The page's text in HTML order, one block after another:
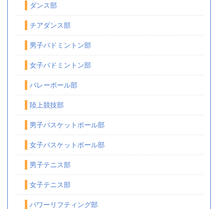
ダンス部
チアダンス部
男子バドミントン部
女子バドミントン部
バレーボール部
陸上競技部
男子バスケットボール部
女子バスケットボール部
男子テニス部
女子テニス部
パワーリフティング部